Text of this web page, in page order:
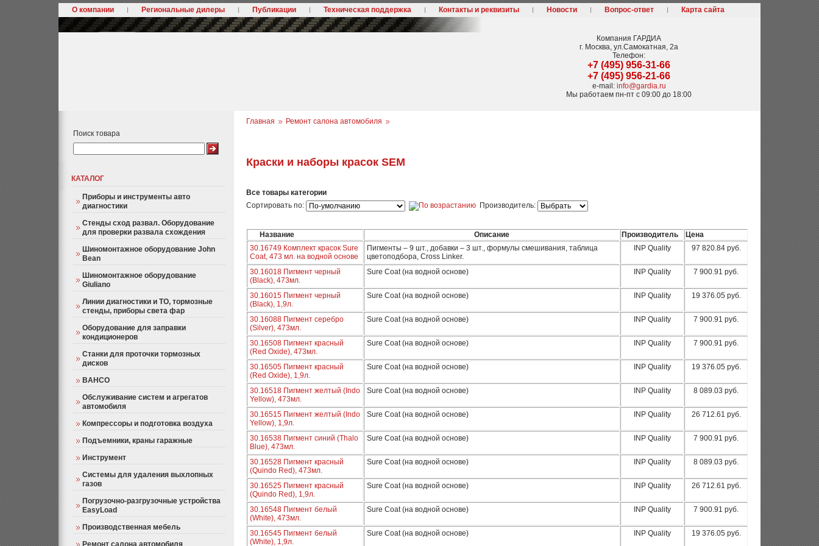
О компании Региональные дилеры Публикации Техническая поддержка Контакты и реквизиты Новости Вопрос-ответ Карта сайта
Компания ГАРДИА
г. Москва, ул.Самокатная, 2а
Телефон:
+7 (495) 956-31-66
+7 (495) 956-21-66
e-mail: info@gardia.ru
Мы работаем пн-пт с 09:00 до 18:00
Поиск товара
КАТАЛОГ
Приборы и инструменты авто
диагностики
Стенды сход развал. Оборудование
для проверки развала схождения
Шиномонтажное оборудование John
Bean
Шиномонтажное оборудование
Giuliano
Линии диагностики и ТО, тормозные
стенды, приборы света фар
Оборудование для заправки
кондиционеров
Станки для проточки тормозных
дисков
BAHCO
Обслуживание систем и агрегатов
автомобиля
Компрессоры и подготовка воздуха
Подъемники, краны гаражные
Инструмент
Системы для удаления выхлопных
газов
Погрузочно-разгрузочные устройства
EasyLoad
Производственная мебель
Ремонт салона автомобиля
Главная Ремонт салона автомобиля
Краски и наборы красок SEM
Все товары категории
Сортировать по:
Производитель:
Название Описание Производитель
Цена
30.16749 Комплект красок Sure
Coat, 473 мл. на водной основе
Пигменты – 9 шт., добавки – 3 шт., формулы смешивания, таблица
цветоподбора, Cross Linker.
INP Quality 97 820.84 руб.
30.16018 Пигмент черный
(Black), 473мл.
Sure Coat (на водной основе) INP Quality 7 900.91 руб.
30.16015 Пигмент черный
(Black), 1,9л.
Sure Coat (на водной основе) INP Quality 19 376.05 руб.
30.16088 Пигмент серебро
(Silver), 473мл.
Sure Coat (на водной основе) INP Quality 7 900.91 руб.
30.16508 Пигмент красный
(Red Oxide), 473мл.
Sure Coat (на водной основе) INP Quality 7 900.91 руб.
30.16505 Пигмент красный
(Red Oxide), 1,9л.
Sure Coat (на водной основе) INP Quality 19 376.05 руб.
30.16518 Пигмент желтый (Indo
Yellow), 473мл.
Sure Coat (на водной основе) INP Quality 8 089.03 руб.
30.16515 Пигмент желтый (Indo
Yellow), 1,9л.
Sure Coat (на водной основе) INP Quality 26 712.61 руб.
30.16538 Пигмент синий (Thalo
Blue), 473мл.
Sure Coat (на водной основе) INP Quality 7 900.91 руб.
30.16528 Пигмент красный
(Quindo Red), 473мл.
Sure Coat (на водной основе) INP Quality 8 089.03 руб.
30.16525 Пигмент красный
(Quindo Red), 1,9л.
Sure Coat (на водной основе) INP Quality 26 712.61 руб.
30.16548 Пигмент белый
(White), 473мл.
Sure Coat (на водной основе) INP Quality 7 900.91 руб.
30.16545 Пигмент белый
(White), 1,9л.
Sure Coat (на водной основе) INP Quality 19 376.05 руб.